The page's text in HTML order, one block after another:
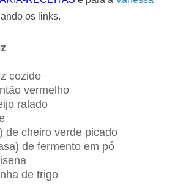
os links.
cozido
vermelho
ralado
de cheiro verde picado
de fermento em pó
de trigo